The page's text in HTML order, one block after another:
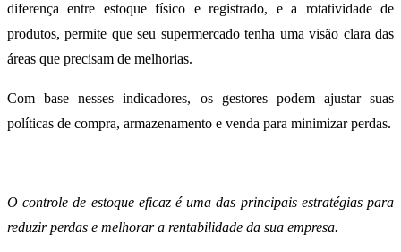
diferença entre estoque físico e registrado, e a rotatividade de
produtos, permite que seu supermercado tenha uma visão clara das
áreas que precisam de melhorias.
Com base nesses indicadores, os gestores podem ajustar suas
políticas de compra, armazenamento e venda para minimizar perdas.
O controle de estoque eficaz é uma das principais estratégias para
reduzir perdas e melhorar a rentabilidade da sua empresa.